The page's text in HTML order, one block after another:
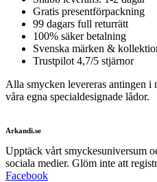
Gratis presentförpackning
99 dagars full returrätt
100% säker betalning
Svenska märken &
Trustpilot 4,7/5 stjärnor
Alla smycken levereras antingen i
våra egna specialdesignade lådor.
Arkandi.se
Upptäck vårt smyckesuniversum
sociala medier. Glöm inte att
Facebook